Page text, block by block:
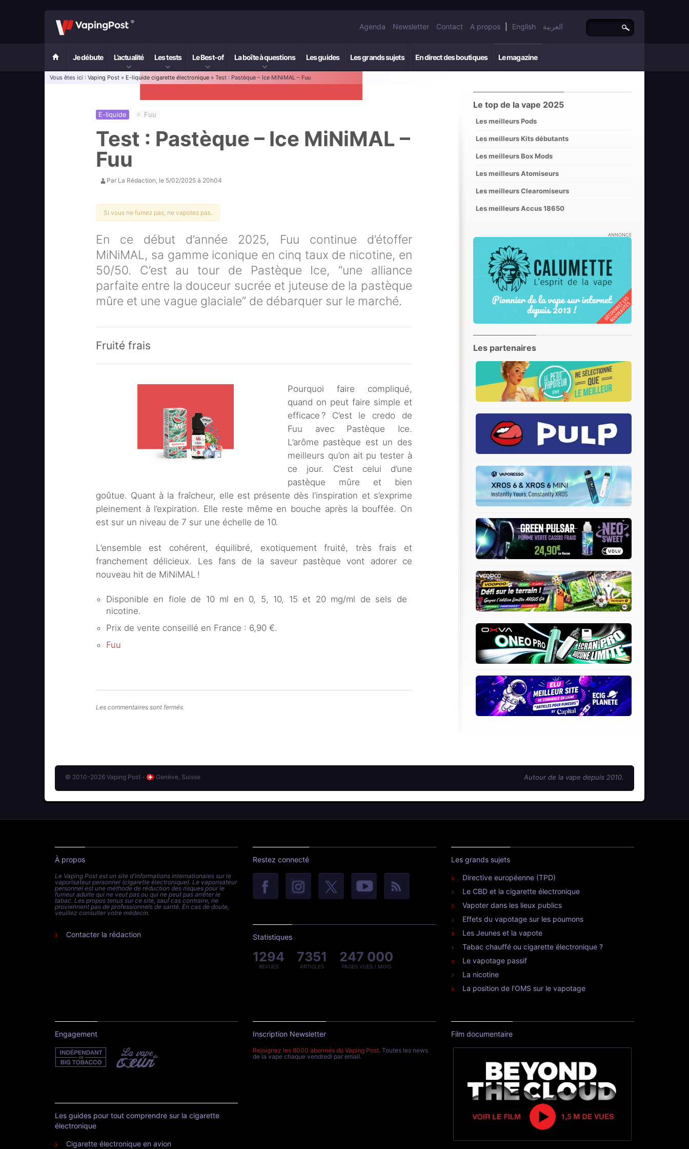
Agenda Newsletter Contact A propos English العربية
Je débute L’actualité Les tests Le Best-of La boîte à questions Les guides Les grands sujets En direct des boutiques Le magazine
Vous êtes ici : Vaping Post » E-liquide cigarette électronique » Test : Pastèque – Ice MiNiMAL – Fuu
Test : Pastèque – Ice MiNiMAL –
Fuu
E-liquide # Fuu
Par La Rédaction, le 5/02/2025 à 20h04
Si vous ne fumez pas, ne vapotez pas.
En ce début d’année 2025, Fuu continue d’étoffer
MiNiMAL, sa gamme iconique en cinq taux de nicotine, en
50/50. C’est au tour de Pastèque Ice, “une alliance
parfaite entre la douceur sucrée et juteuse de la pastèque
mûre et une vague glaciale” de débarquer sur le marché.
Fruité frais
Pourquoi faire compliqué,
quand on peut faire simple et
efficace ? C’est le credo de
Fuu avec Pastèque Ice.
L’arôme pastèque est un des
meilleurs qu’on ait pu tester à
ce jour. C’est celui d’une
pastèque mûre et bien
goûtue. Quant à la fraîcheur, elle est présente dès l’inspiration et s’exprime
pleinement à l’expiration. Elle reste même en bouche après la bouffée. On
est sur un niveau de 7 sur une échelle de 10.
L’ensemble est cohérent, équilibré, exotiquement fruité, très frais et
franchement délicieux. Les fans de la saveur pastèque vont adorer ce
nouveau hit de MiNiMAL !
Disponible en fiole de 10 ml en 0, 5, 10, 15 et 20 mg/ml de sels de
nicotine.
Prix de vente conseillé en France : 6,90 €.
Fuu
Les commentaires sont fermés.
Le top de la vape 2025
Les meilleurs Pods
Les meilleurs Kits débutants
Les meilleurs Box Mods
Les meilleurs Atomiseurs
Les meilleurs Clearomiseurs
Les meilleurs Accus 18650
ANNONCE
Les partenaires
© 2010-2026 Vaping Post - Genève, Suisse Autour de la vape depuis 2010.
À propos
Le Vaping Post est un site d'informations internationales sur le
vaporisateur personnel (cigarette électronique). Le vaporisateur
personnel est une méthode de réduction des risques pour le
fumeur adulte qui ne veut pas ou qui ne peut pas arrêter le
tabac. Les propos tenus sur ce site, sauf cas contraire, ne
proviennent pas de professionnels de santé. En cas de doute,
veuillez consulter votre médecin.
Contacter la rédaction
Restez connecté
Statistiques
1294
REVUES
7351
ARTICLES
247 000
PAGES VUES / MOIS
Les grands sujets
Directive européenne (TPD)
Le CBD et la cigarette électronique
Vapoter dans les lieux publics
Effets du vapotage sur les poumons
Les Jeunes et la vapote
Tabac chauffé ou cigarette électronique ?
Le vapotage passif
La nicotine
La position de l’OMS sur le vapotage
Engagement
Les guides pour tout comprendre sur la cigarette
électronique
Cigarette électronique en avion
Inscription Newsletter
Rejoignez les 8000 abonnés du Vaping Post. Toutes les news
de la vape chaque vendredi par email.
Film documentaire